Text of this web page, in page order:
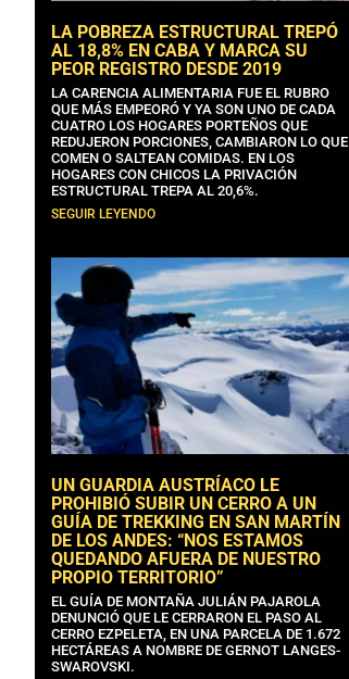
LA POBREZA ESTRUCTURAL TREPÓ
AL 18,8% EN CABA Y MARCA SU
PEOR REGISTRO DESDE 2019
LA CARENCIA ALIMENTARIA FUE EL RUBRO
QUE MÁS EMPEORÓ Y YA SON UNO DE CADA
CUATRO LOS HOGARES PORTEÑOS QUE
REDUJERON PORCIONES, CAMBIARON LO QUE
COMEN O SALTEAN COMIDAS. EN LOS
HOGARES CON CHICOS LA PRIVACIÓN
ESTRUCTURAL TREPA AL 20,6%.
SEGUIR LEYENDO
UN GUARDIA AUSTRÍACO LE
PROHIBIÓ SUBIR UN CERRO A UN
GUÍA DE TREKKING EN SAN MARTÍN
DE LOS ANDES: “NOS ESTAMOS
QUEDANDO AFUERA DE NUESTRO
PROPIO TERRITORIO”
EL GUÍA DE MONTAÑA JULIÁN PAJAROLA
DENUNCIÓ QUE LE CERRARON EL PASO AL
CERRO EZPELETA, EN UNA PARCELA DE 1.672
HECTÁREAS A NOMBRE DE GERNOT LANGES-
SWAROVSKI.